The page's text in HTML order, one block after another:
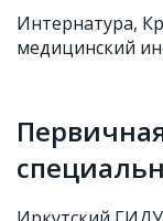
Интернатура,
медицинский